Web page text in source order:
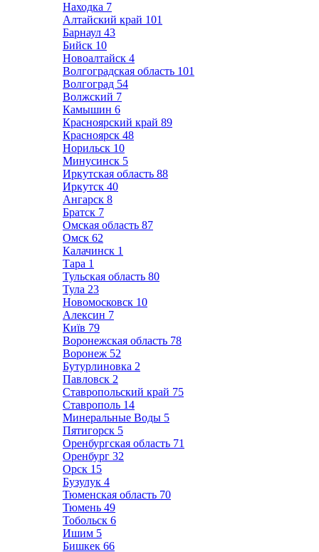
Находка 7
Алтайский край 101
Барнаул 43
Бийск 10
Новоалтайск 4
Волгоградская область 101
Волгоград 54
Волжский 7
Камышин 6
Красноярский край 89
Красноярск 48
Норильск 10
Минусинск 5
Иркутская область 88
Иркутск 40
Ангарск 8
Братск 7
Омская область 87
Омск 62
Калачинск 1
Тара 1
Тульская область 80
Тула 23
Новомосковск 10
Алексин 7
Київ 79
Воронежская область 78
Воронеж 52
Бутурлиновка 2
Павловск 2
Ставропольский край 75
Ставрополь 14
Минеральные Воды 5
Пятигорск 5
Оренбургская область 71
Оренбург 32
Орск 15
Бузулук 4
Тюменская область 70
Тюмень 49
Тобольск 6
Ишим 5
Бишкек 66